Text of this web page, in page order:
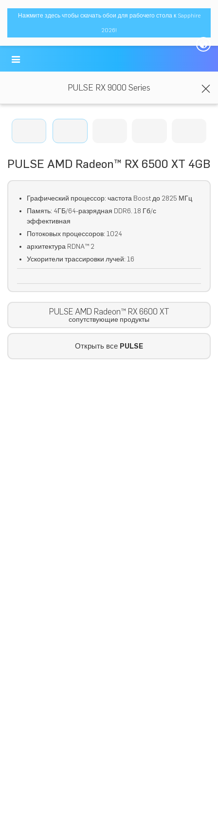
Нажмите здесь чтобы скачать обои для рабочего стола к Sapphire
2026!
PULSE RX 9000 Series
PULSE AMD Radeon™ RX 6500 XT 4GB
Графический процессор: частота Boost до 2825 МГц
Память: 4ГБ/64-разрядная DDR6. 18 Гб/с
эффективная
Потоковых процессоров: 1024
архитектура RDNA™ 2
Ускорители трассировки лучей: 16
PULSE AMD Radeon™ RX 6600 XT
сопутствующие продукты
Открыть все PULSE